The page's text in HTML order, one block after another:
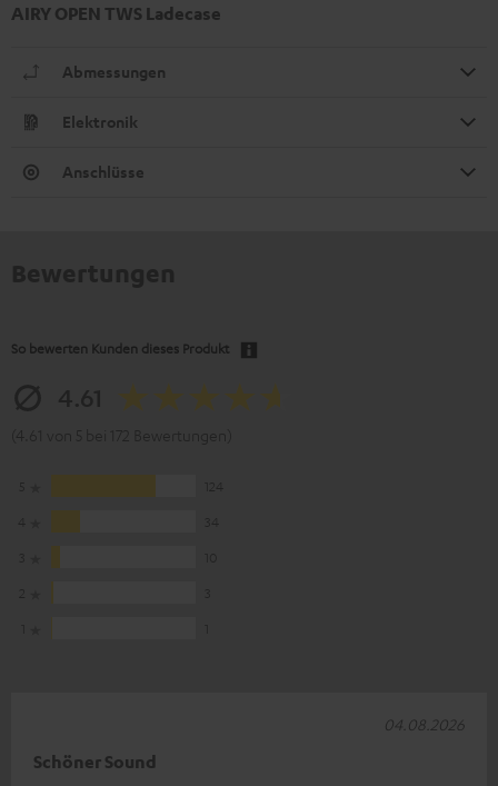
AIRY OPEN TWS Ladecase
Abmessungen
Elektronik
Anschlüsse
So bewerten Kunden dieses Produkt
Schöner Sound
04.08.2026